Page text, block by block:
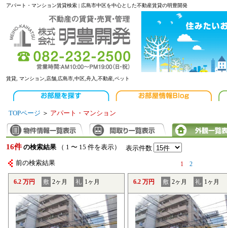
アパート・マンション賃貸検索 | 広島市中区を中心とした不動産賃貸の明豊開発
賃貸, マンション,店舗,広島市,中区,舟入,不動産,ペット
TOPページ ＞ アパート・マンション
16件 の検索結果 （ 1 〜 15 件を表示） 表示件数
前の検索結果 1 2
6.2 万円 敷 2ヶ月 礼 1ヶ月 6.2 万円 敷 2ヶ月 礼 1ヶ月